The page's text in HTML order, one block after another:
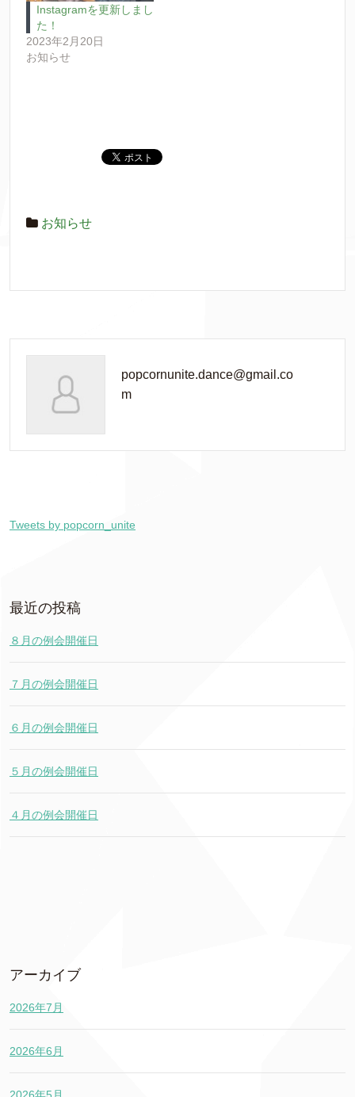
Instagramを更新しまし
た！
2023年2月20日
お知らせ
お知らせ
popcornunite.dance@gmail.co
m
Tweets by popcorn_unite
最近の投稿
８月の例会開催日
７月の例会開催日
６月の例会開催日
５月の例会開催日
４月の例会開催日
アーカイブ
2026年7月
2026年6月